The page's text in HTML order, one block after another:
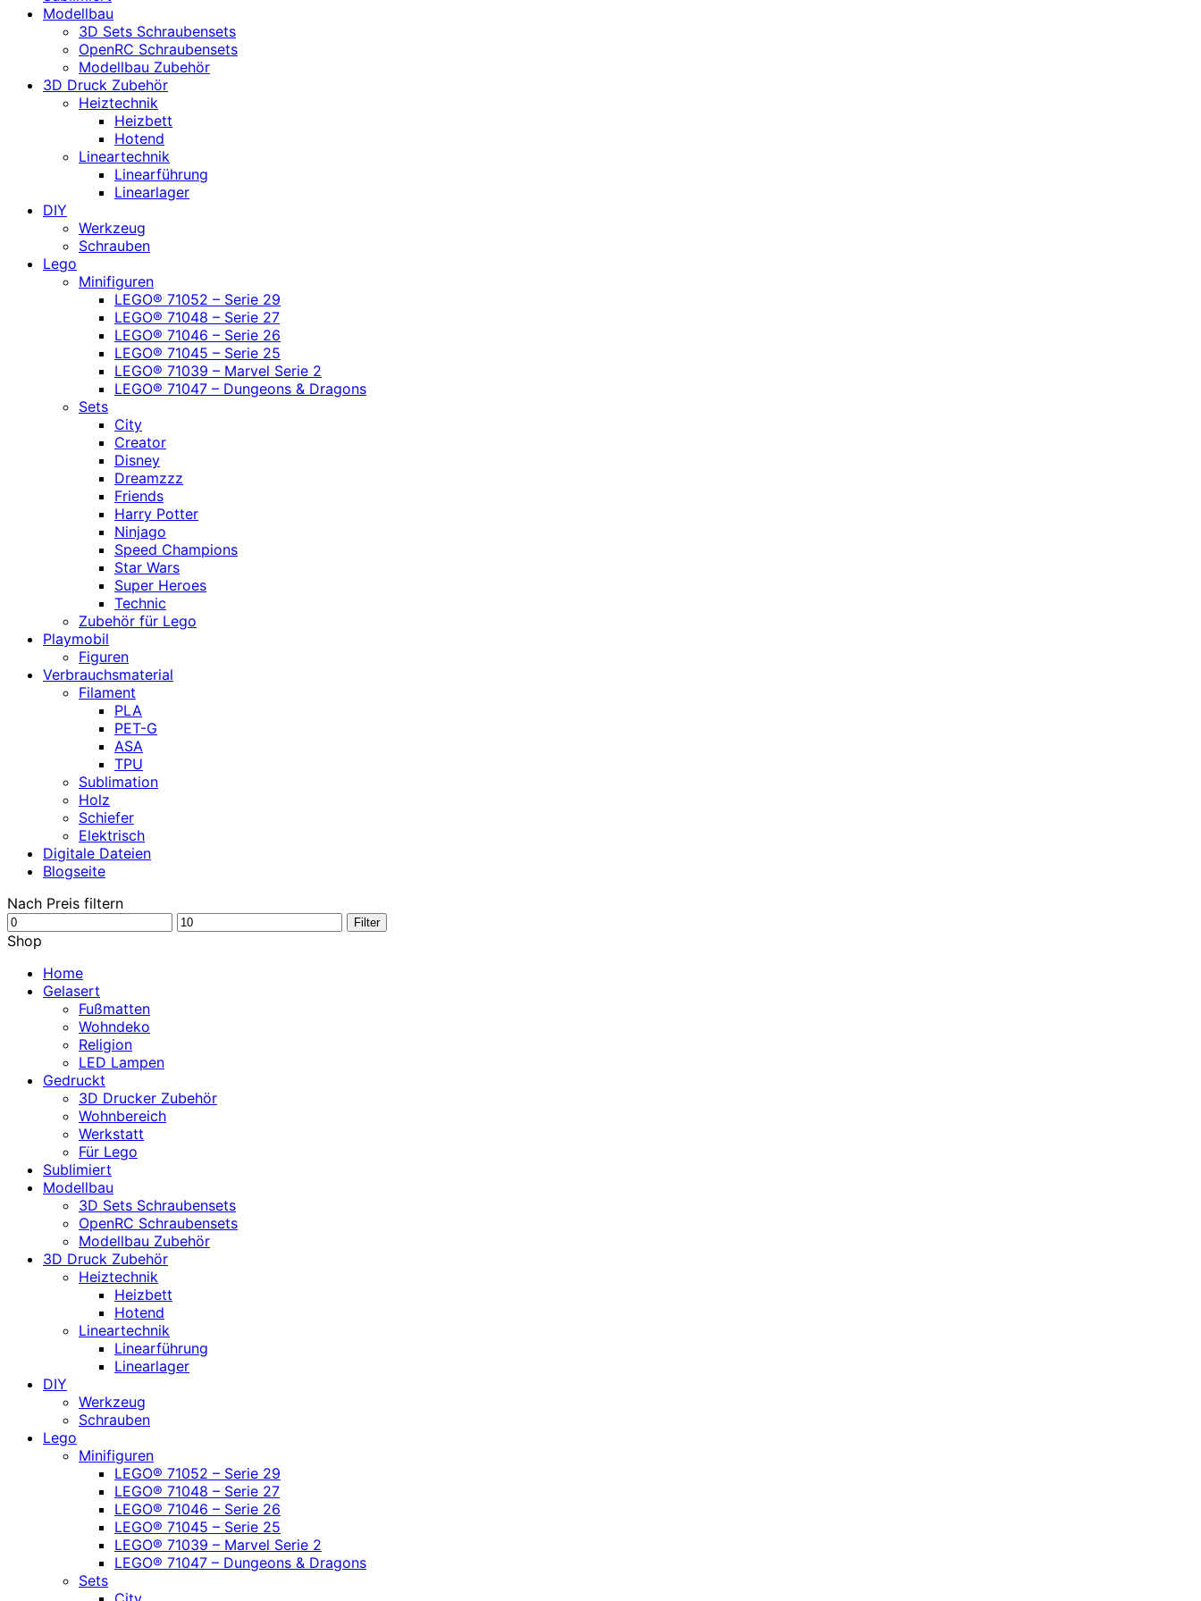
Modellbau
3D Sets Schraubensets
OpenRC Schraubensets
Modellbau Zubehör
3D Druck Zubehör
Heiztechnik
Heizbett
Hotend
Lineartechnik
Linearführung
Linearlager
DIY
Werkzeug
Schrauben
Lego
Minifiguren
LEGO® 71052 – Serie 29
LEGO® 71048 – Serie 27
LEGO® 71046 – Serie 26
LEGO® 71045 – Serie 25
LEGO® 71039 – Marvel Serie 2
LEGO® 71047 – Dungeons & Dragons
Sets
City
Creator
Disney
Dreamzzz
Friends
Harry Potter
Ninjago
Speed Champions
Star Wars
Super Heroes
Technic
Zubehör für Lego
Playmobil
Figuren
Verbrauchsmaterial
Filament
PLA
PET-G
ASA
TPU
Sublimation
Holz
Schiefer
Elektrisch
Digitale Dateien
Blogseite
Nach Preis filtern
Min.
Preis
Max.
Filter
Shop
Home
Gelasert
Fußmatten
Wohndeko
Religion
LED Lampen
Gedruckt
3D Drucker Zubehör
Wohnbereich
Werkstatt
Für Lego
Sublimiert
Modellbau
3D Sets Schraubensets
OpenRC Schraubensets
Modellbau Zubehör
3D Druck Zubehör
Heiztechnik
Heizbett
Hotend
Lineartechnik
Linearführung
Linearlager
DIY
Werkzeug
Schrauben
Lego
Minifiguren
LEGO® 71052 – Serie 29
LEGO® 71048 – Serie 27
LEGO® 71046 – Serie 26
LEGO® 71045 – Serie 25
LEGO® 71039 – Marvel Serie 2
LEGO® 71047 – Dungeons & Dragons
Sets